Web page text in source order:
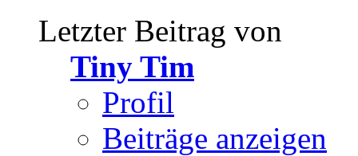
Letzter Beitrag von
Tiny Tim
Profil
Beiträge anzeigen